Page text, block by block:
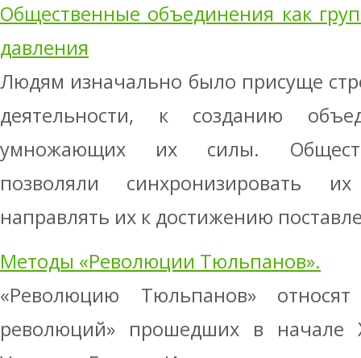
Общественные объединения как
давления
Людям изначально было присуще
деятельности, к созданию
умножающих их силы.
позволяли синхронизировать
направлять их к достижению
Методы «Революции Тюльпанов».
«Революцию Тюльпанов»
революций» прошедших в начале